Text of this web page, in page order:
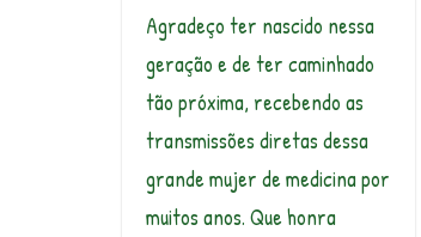
Agradeço ter nascido nessa
geração e de ter caminhado
tão próxima, recebendo as
transmissões diretas dessa
grande mujer de medicina por
muitos anos. Que honra